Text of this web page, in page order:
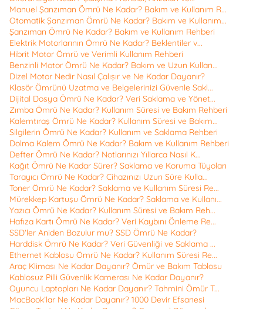
Manuel Şanzıman Ömrü Ne Kadar? Bakım ve Kullanım R...
Otomatik Şanzıman Ömrü Ne Kadar? Bakım ve Kullanım...
Şanzıman Ömrü Ne Kadar? Bakım ve Kullanım Rehberi
Elektrik Motorlarının Ömrü Ne Kadar? Beklentiler v...
Hibrit Motor Ömrü ve Verimli Kullanım Rehberi
Benzinli Motor Ömrü Ne Kadar? Bakım ve Uzun Kullan...
Dizel Motor Nedir Nasıl Çalışır ve Ne Kadar Dayanır?
Klasör Ömrünü Uzatma ve Belgelerinizi Güvenle Sakl...
Dijital Dosya Ömrü Ne Kadar? Veri Saklama ve Yönet...
Zımba Ömrü Ne Kadar? Kullanım Süresi ve Bakım Rehberi
Kalemtıraş Ömrü Ne Kadar? Kullanım Süresi ve Bakım...
Silgilerin Ömrü Ne Kadar? Kullanım ve Saklama Rehberi
Dolma Kalem Ömrü Ne Kadar? Bakım ve Kullanım Rehberi
Defter Ömrü Ne Kadar? Notlarınızı Yıllarca Nasıl K...
Kağıt Ömrü Ne Kadar Sürer? Saklama ve Koruma Tüyoları
Tarayıcı Ömrü Ne Kadar? Cihazınızı Uzun Süre Kulla...
Toner Ömrü Ne Kadar? Saklama ve Kullanım Süresi Re...
Mürekkep Kartuşu Ömrü Ne Kadar? Saklama ve Kullanı...
Yazıcı Ömrü Ne Kadar? Kullanım Süresi ve Bakım Reh...
Hafıza Kartı Ömrü Ne Kadar? Veri Kaybını Önleme Re...
SSD'ler Aniden Bozulur mu? SSD Ömrü Ne Kadar?
Harddisk Ömrü Ne Kadar? Veri Güvenliği ve Saklama ...
Ethernet Kablosu Ömrü Ne Kadar? Kullanım Süresi Re...
Araç Kliması Ne Kadar Dayanır? Ömür ve Bakım Tablosu
Kablosuz Pilli Güvenlik Kamerası Ne Kadar Dayanır?
Oyuncu Laptopları Ne Kadar Dayanır? Tahmini Ömür T...
MacBook’lar Ne Kadar Dayanır? 1000 Devir Efsanesi